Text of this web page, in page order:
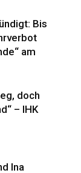
Bis
am
doch
– IHK
Ina